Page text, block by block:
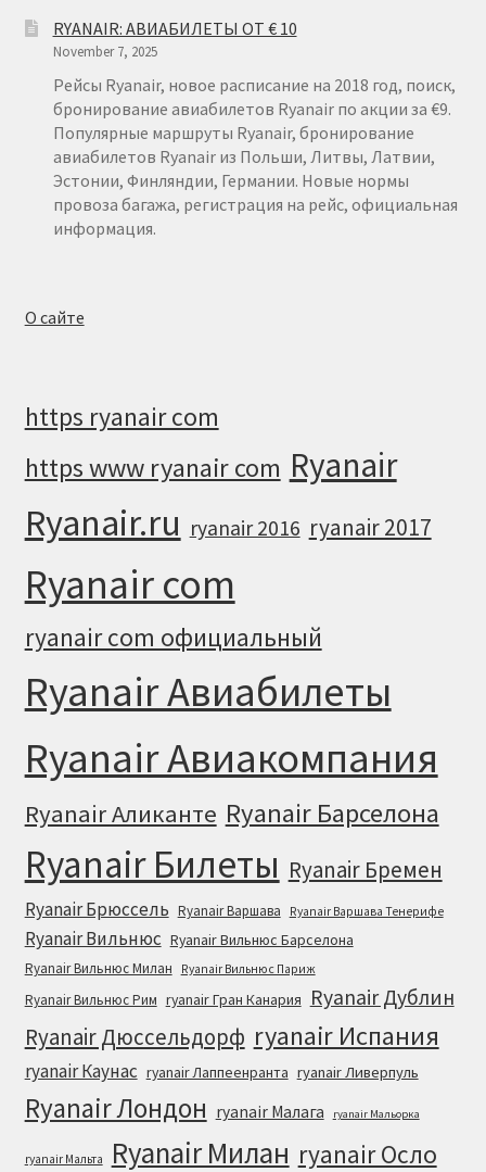
ТЕЛЬ-
АВИВ
RYANAIR: АВИАБИЛЕТЫ ОТ € 10
November 7, 2025
Рейсы Ryanair, новое расписание на 2018 год, поиск,
бронирование авиабилетов Ryanair по акции за €9.
Популярные маршруты Ryanair, бронирование
авиабилетов Ryanair из Польши, Литвы, Латвии,
Эстонии, Финляндии, Германии. Новые нормы
провоза багажа, регистрация на рейс, официальная
информация.
О сайте
https ryanair com
https www ryanair com Ryanair
Ryanair.ru ryanair 2016 ryanair 2017
Ryanair com
ryanair com официальный
Ryanair Авиабилеты
Ryanair Авиакомпания
Ryanair Аликанте Ryanair Барселона
Ryanair Билеты Ryanair Бремен
Ryanair Брюссель Ryanair Варшава Ryanair Варшава Тенерифе
Ryanair Вильнюс Ryanair Вильнюс Барселона
Ryanair Вильнюс Милан Ryanair Вильнюс Париж
Ryanair Вильнюс Рим ryanair Гран Канария Ryanair Дублин
Ryanair Дюссельдорф ryanair Испания
ryanair Каунас ryanair Лаппеенранта ryanair Ливерпуль
Ryanair Лондон ryanair Малага ryanair Мальорка
ryanair Мальта Ryanair Милан ryanair Осло